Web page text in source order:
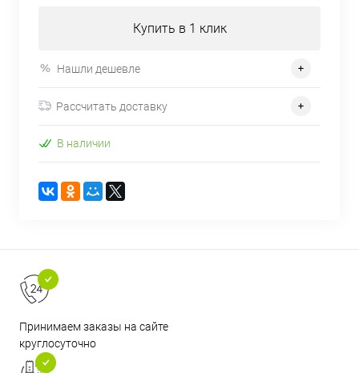
Купить в 1 клик
Нашли дешевле
Рассчитать доставку
В наличии
Принимаем заказы на сайте
круглосуточно